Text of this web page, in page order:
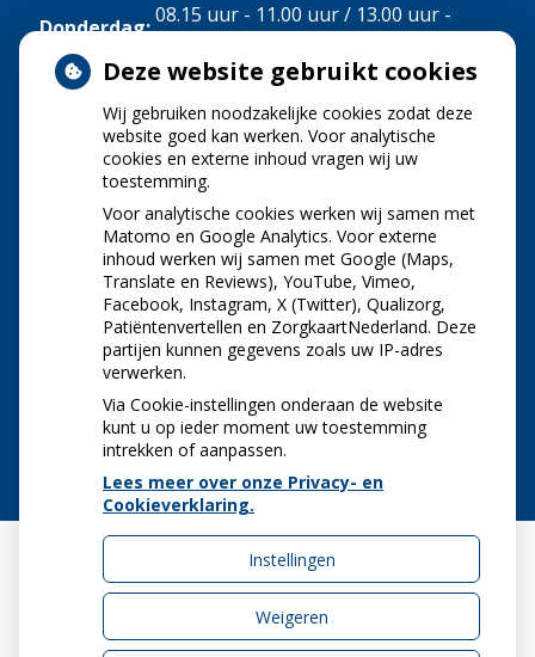
Donderdag:08.15 uur - 11.00 uur / 13.00 uur -
Vrijdag:
08.15 uur - 11.00 uur
NIEUWS
Let op: valse Infomedics-mails over
openstaande rekening
Tanden bleken? Laat het veilig doen!
Gezond tandvlees: de basis voor een gezonde
mond
Naar de tandarts in het buitenland? Wees op je
hoede!
(Mond)zorgkosten gemaakt in 2025? Check of
die aftrekbaar zijn
Uw Zorg Online|Beheer
Deze website gebruikt cookies
Wij gebruiken noodzakelijke cookies zodat deze
website goed kan werken. Voor analytische
cookies en externe inhoud vragen wij uw
toestemming.
Voor analytische cookies werken wij samen met
Matomo en Google Analytics. Voor externe
inhoud werken wij samen met Google (Maps,
Translate en Reviews), YouTube, Vimeo,
Facebook, Instagram, X (Twitter), Qualizorg,
Patiëntenvertellen en ZorgkaartNederland. Deze
partijen kunnen gegevens zoals uw IP-adres
verwerken.
Via Cookie-instellingen onderaan de website
kunt u op ieder moment uw toestemming
intrekken of aanpassen.
Lees meer over onze Privacy- en
Cookieverklaring.
Instellingen
Weigeren